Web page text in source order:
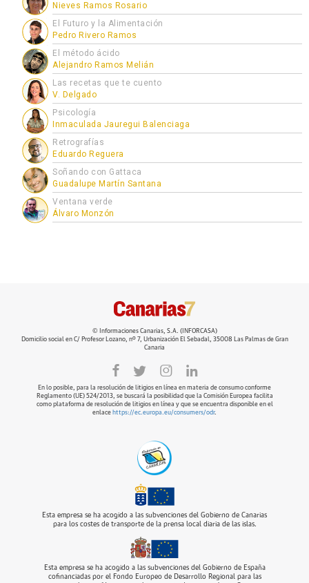
Nieves Ramos Rosario
El Futuro y la Alimentación
Pedro Rivero Ramos
El método ácido
Alejandro Ramos Melián
Las recetas que te cuento
V. Delgado
Psicología
Inmaculada Jauregui Balenciaga
Retrografías
Eduardo Reguera
Soñando con Gattaca
Guadalupe Martín Santana
Ventana verde
Álvaro Monzón
© Informaciones Canarias, S.A. (INFORCASA)
Domicilio social en C/ Profesor Lozano, nº 7, Urbanización El Sebadal, 35008 Las Palmas de Gran
Canaria
En lo posible, para la resolución de litigios en línea en materia de consumo conforme
Reglamento (UE) 524/2013, se buscará la posibilidad que la Comisión Europea facilita
como plataforma de resolución de litigios en línea y que se encuentra disponible en el
enlace https://ec.europa.eu/consumers/odr.
Esta empresa se ha acogido a las subvenciones del Gobierno de Canarias
para los costes de transporte de la prensa local diaria de las islas.
Esta empresa se ha acogido a las subvenciones del Gobierno de España
cofinanciadas por el Fondo Europeo de Desarrollo Regional para las